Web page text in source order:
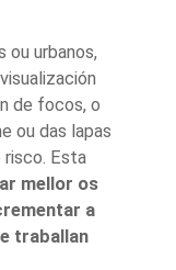
ou urbanos,
de focos, o
ou das lapas
risco. Esta
mellor os
a
traballan